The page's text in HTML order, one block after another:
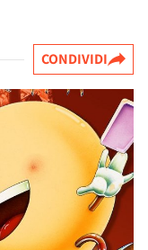
CONDIVIDI